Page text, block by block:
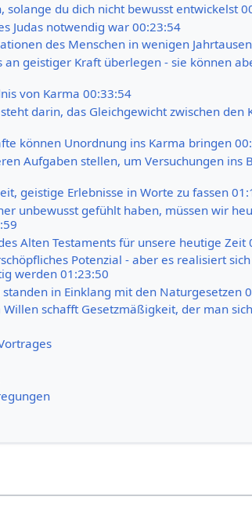
solange du dich nicht bewusst entwickelst
Judas notwendig war 00:23:54
des Menschen in wenigen
an geistiger Kraft überlegen - sie können
von Karma 00:33:54
darin, das Gleichgewicht zwischen den
können Unordnung ins Karma bringen
Aufgaben stellen, um Versuchungen ins
geistige Erlebnisse in Worte zu fassen
unbewusst gefühlt haben, müssen wir
Alten Testaments für unsere heutige Zeit
Potenzial - aber es realisiert
werden 01:23:50
in Einklang mit den Naturgesetzen
Willen schafft Gesetzmäßigkeit, der man